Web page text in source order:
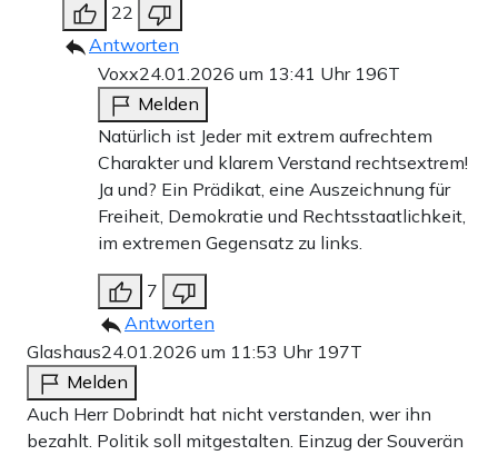
22
Antworten
Voxx24.01.2026 um 13:41 Uhr 196T
Melden
Natürlich ist Jeder mit extrem aufrechtem
Charakter und klarem Verstand rechtsextrem!
Ja und? Ein Prädikat, eine Auszeichnung für
Freiheit, Demokratie und Rechtsstaatlichkeit,
im extremen Gegensatz zu links.
7
Antworten
Glashaus24.01.2026 um 11:53 Uhr 197T
Melden
Auch Herr Dobrindt hat nicht verstanden, wer ihn
bezahlt. Politik soll mitgestalten. Einzug der Souverän